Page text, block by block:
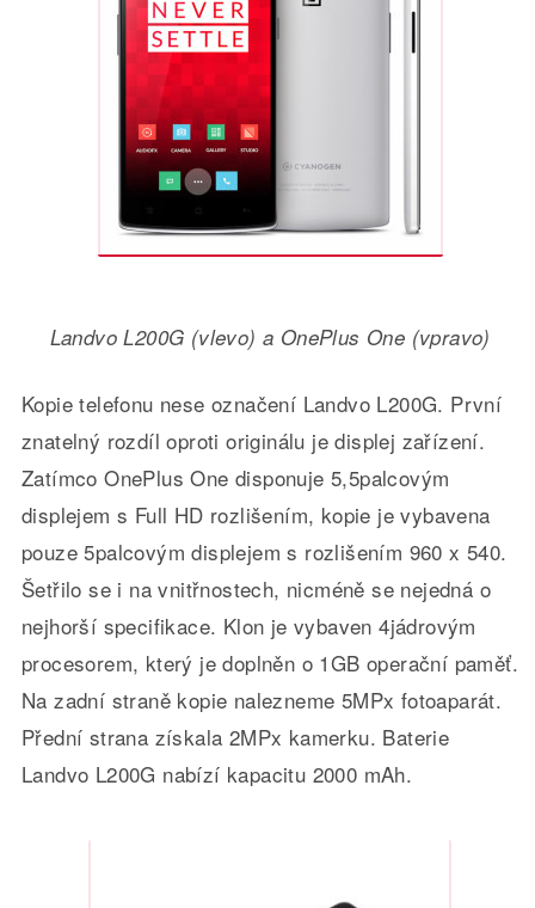
Landvo L200G (vlevo) a OnePlus One (vpravo)
Kopie telefonu nese označení Landvo L200G. První
znatelný rozdíl oproti originálu je displej zařízení.
Zatímco OnePlus One disponuje 5,5palcovým
displejem s Full HD rozlišením, kopie je vybavena
pouze 5palcovým displejem s rozlišením 960 x 540.
Šetřilo se i na vnitřnostech, nicméně se nejedná o
nejhorší specifikace. Klon je vybaven 4jádrovým
procesorem, který je doplněn o 1GB operační paměť.
Na zadní straně kopie nalezneme 5MPx fotoaparát.
Přední strana získala 2MPx kamerku. Baterie
Landvo L200G nabízí kapacitu 2000 mAh.